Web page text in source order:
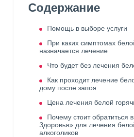
Содержание
Помощь в выборе услуги
При каких симптомах
назначается лечение
Что будет без лечения
Как проходит лечение
дому после запоя
Цена лечения белой
Почему стоит обратиться
Здоровья» для лечения
алкоголиков